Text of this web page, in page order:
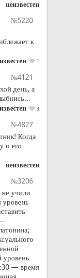
неизвестен
№5220
к
1
№4121
день, а
3
№4827
Когда
о его
неизвестен
№3206
учили
—
— время